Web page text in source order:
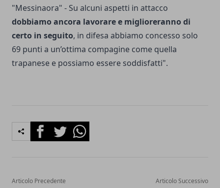
"Messinaora" - Su alcuni aspetti in attacco
dobbiamo ancora lavorare e miglioreranno di
certo in seguito, in difesa abbiamo concesso solo
69 punti a un’ottima compagine come quella
trapanese e possiamo essere soddisfatti".
FacebookTwitterWhatsapp
Articolo Precedente Articolo Successivo